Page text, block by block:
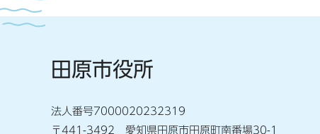
田原市役所
法人番号7000020232319
〒441-3492 愛知県田原市田原町南番場30-1